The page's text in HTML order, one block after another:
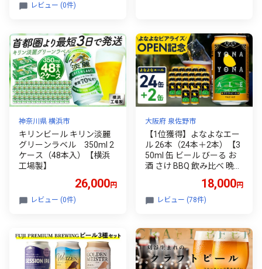
レビュー (0件)
神奈川県 横浜市
キリンビール キリン淡麗
グリーンラベル 350ml 2
ケース（48本入）【横浜
工場製】
26,000円
レビュー (0件)
大阪府 泉佐野市
【1位獲得】よなよなエー
ル 26本（24本＋2本）【3
50ml 缶 ビール びーる お
酒 さけ BBQ 飲み比べ 晩酌
ヤッホーブルーイング】
18,000円
レビュー (78件)